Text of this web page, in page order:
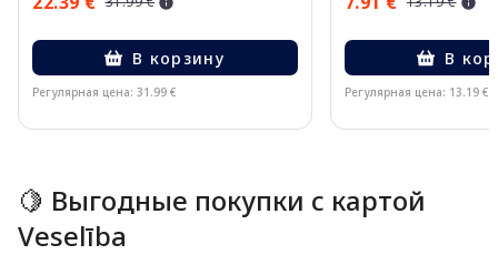
В корзину
Регулярная цена: 31.99 €
В
Регулярная цена: 13.19 €
🍋 Выгодные покупки с картой
Veselība